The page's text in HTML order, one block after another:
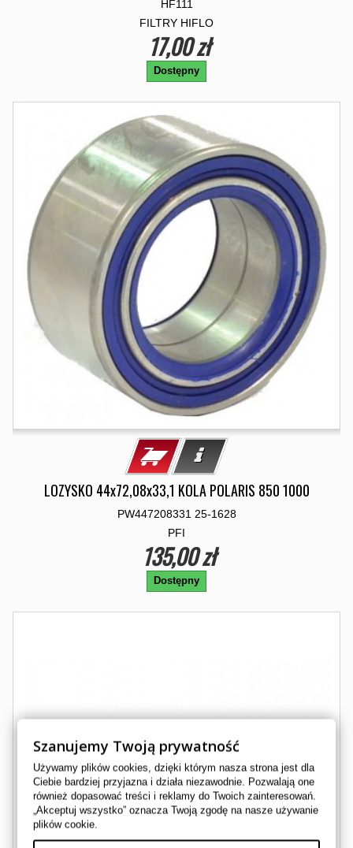
HF111
FILTRY HIFLO
17,00 zł
Dostępny
LOZYSKO 44x72,08x33,1 KOLA POLARIS 850 1000
PW447208331 25-1628
PFI
135,00 zł
Dostępny
Szanujemy Twoją prywatność
Używamy plików cookies, dzięki którym nasza strona jest dla
Ciebie bardziej przyjazna i działa niezawodnie. Pozwalają one
również dopasować treści i reklamy do Twoich zainteresowań.
„Akceptuj wszystko” oznacza Twoją zgodę na nasze używanie
plików cookie.